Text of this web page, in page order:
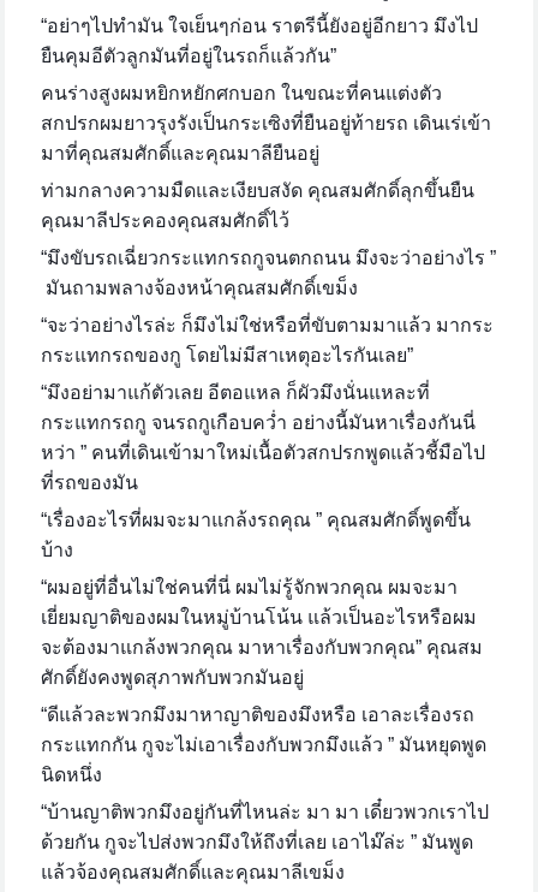
“อย่าๆไปทำมัน ใจเย็นๆก่อน ราตรีนี้ยังอยู่อีกยาว มึงไป
ยืนคุมอีตัวลูกมันที่อยู่ในรถก็แล้วกัน”
คนร่างสูงผมหยิกหยักศกบอก ในขณะที่คนแต่งตัว
สกปรกผมยาวรุงรังเป็นกระเซิงที่ยืนอยู่ท้ายรถ เดินเร่เข้า
มาที่คุณสมศักดิ์และคุณมาลียืนอยู่
ท่ามกลางความมืดและเงียบสงัด คุณสมศักดิ์ลุกขึ้นยืน
คุณมาลีประคองคุณสมศักดิ์ไว้
“มึงขับรถเฉี่ยวกระแทกรถกูจนตกถนน มึงจะว่าอย่างไร ”
มันถามพลางจ้องหน้าคุณสมศักดิ์เขม็ง
“จะว่าอย่างไรล่ะ ก็มึงไม่ใช่หรือที่ขับตามมาแล้ว มากระ
กระแทกรถของกู โดยไม่มีสาเหตุอะไรกันเลย”
“มึงอย่ามาแก้ตัวเลย อีตอแหล ก็ผัวมึงนั่นแหละที่
กระแทกรถกู จนรถกูเกือบคว่ำ อย่างนี้มันหาเรื่องกันนี่
หว่า ” คนที่เดินเข้ามาใหม่เนื้อตัวสกปรกพูดแล้วชี้มือไป
ที่รถของมัน
“เรื่องอะไรที่ผมจะมาแกล้งรถคุณ ” คุณสมศักดิ์พูดขึ้น
บ้าง
“ผมอยู่ที่อื่นไม่ใช่คนที่นี่ ผมไม่รู้จักพวกคุณ ผมจะมา
เยี่ยมญาติของผมในหมู่บ้านโน้น แล้วเป็นอะไรหรือผม
จะต้องมาแกล้งพวกคุณ มาหาเรื่องกับพวกคุณ” คุณสม
ศักดิ์ยังคงพูดสุภาพกับพวกมันอยู่
“ดีแล้วละพวกมึงมาหาญาติของมึงหรือ เอาละเรื่องรถ
กระแทกกัน กูจะไม่เอาเรื่องกับพวกมึงแล้ว ” มันหยุดพูด
นิดหนึ่ง
“บ้านญาติพวกมึงอยู่กันที่ไหนล่ะ มา มา เดี๋ยวพวกเราไป
ด้วยกัน กูจะไปส่งพวกมึงให้ถึงที่เลย เอาไม๊ล่ะ ” มันพูด
แล้วจ้องคุณสมศักดิ์และคุณมาลีเขม็ง